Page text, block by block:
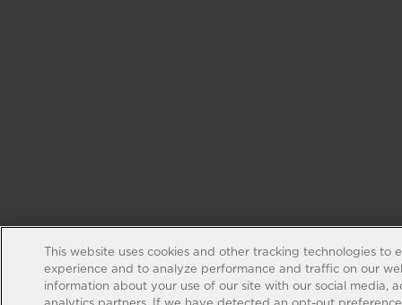
This website uses cookies and other tracking technologies to
experience and to analyze performance and traffic on our
information about your use of our site with our social media,